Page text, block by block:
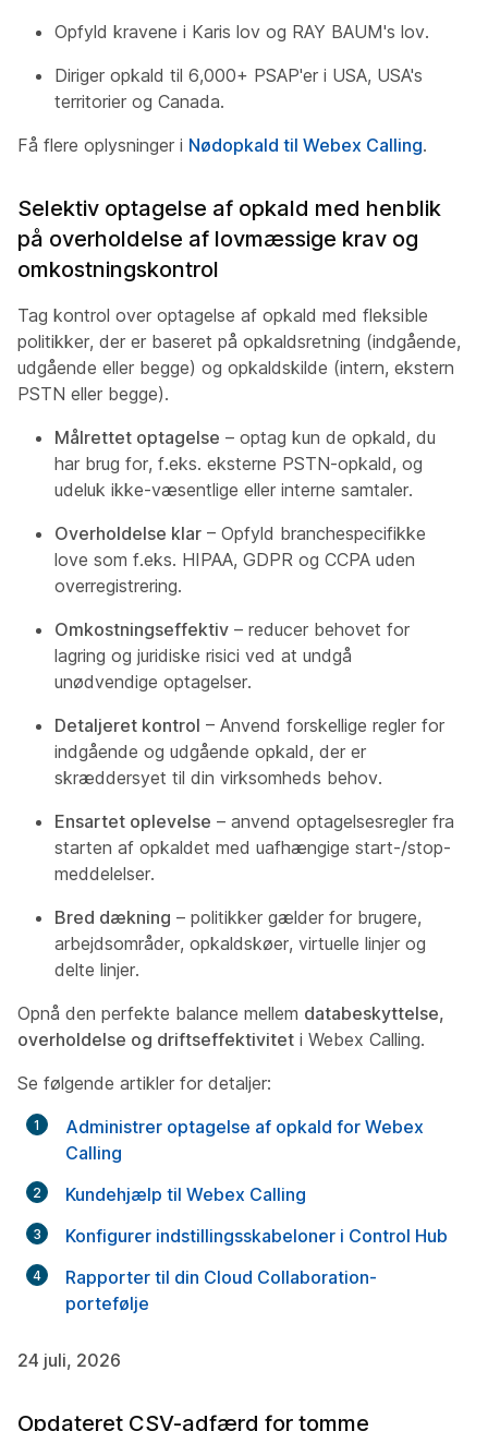
Opfyld kravene i Karis lov og RAY BAUM's lov.
Diriger opkald til 6,000+ PSAP'er i USA, USA's
territorier og Canada.
Få flere oplysninger i Nødopkald til Webex Calling.
Selektiv optagelse af opkald med henblik
på overholdelse af lovmæssige krav og
omkostningskontrol
Tag kontrol over optagelse af opkald med fleksible
politikker, der er baseret på opkaldsretning (indgående,
udgående eller begge) og opkaldskilde (intern, ekstern
PSTN eller begge).
Målrettet optagelse – optag kun de opkald, du
har brug for, f.eks. eksterne PSTN-opkald, og
udeluk ikke-væsentlige eller interne samtaler.
Overholdelse klar – Opfyld branchespecifikke
love som f.eks. HIPAA, GDPR og CCPA uden
overregistrering.
Omkostningseffektiv – reducer behovet for
lagring og juridiske risici ved at undgå
unødvendige optagelser.
Detaljeret kontrol – Anvend forskellige regler for
indgående og udgående opkald, der er
skræddersyet til din virksomheds behov.
Ensartet oplevelse – anvend optagelsesregler fra
starten af opkaldet med uafhængige start-/stop-
meddelelser.
Bred dækning – politikker gælder for brugere,
arbejdsområder, opkaldskøer, virtuelle linjer og
delte linjer.
Opnå den perfekte balance mellem databeskyttelse,
overholdelse og driftseffektivitet i Webex Calling.
Se følgende artikler for detaljer:
Administrer optagelse af opkald for Webex
Calling
Kundehjælp til Webex Calling
Konfigurer indstillingsskabeloner i Control Hub
Rapporter til din Cloud Collaboration-
portefølje
24 juli, 2026
Opdateret CSV-adfærd for tomme